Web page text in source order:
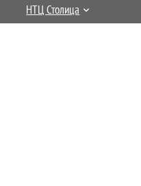
НТЦ Столица